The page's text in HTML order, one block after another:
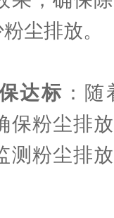
尘排放。
达标 ：
保粉尘排
测粉尘排